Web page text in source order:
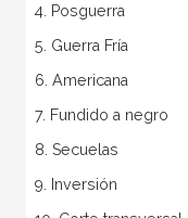
4. Posguerra
5. Guerra Fría
6. Americana
7. Fundido a negro
8. Secuelas
9. Inversión